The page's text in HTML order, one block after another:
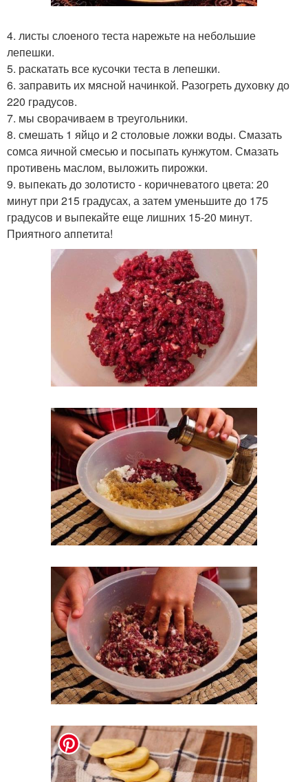
4. листы слоеного теста нарежьте на небольшие
лепешки.
5. раскатать все кусочки теста в лепешки.
6. заправить их мясной начинкой. Разогреть духовку до
220 градусов.
7. мы сворачиваем в треугольники.
8. смешать 1 яйцо и 2 столовые ложки воды. Смазать
сомса яичной смесью и посыпать кунжутом. Смазать
противень маслом, выложить пирожки.
9. выпекать до золотисто - коричневатого цвета: 20
минут при 215 градусах, а затем уменьшите до 175
градусов и выпекайте еще лишних 15-20 минут.
Приятного аппетита!